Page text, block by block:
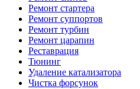
Ремонт стартера
Ремонт суппортов
Ремонт турбин
Ремонт царапин
Реставрация
Тюнинг
Удаление катализатора
Чистка форсунок